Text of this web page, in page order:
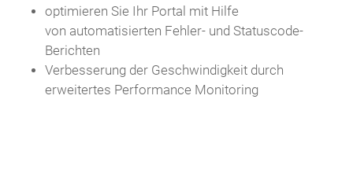
optimieren Sie Ihr Portal mit Hilfe
von automatisierten Fehler- und Statuscode-
Berichten
Verbesserung der Geschwindigkeit durch
erweitertes Performance Monitoring